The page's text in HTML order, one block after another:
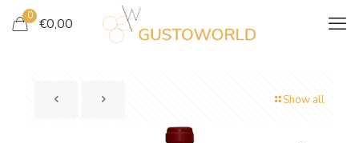
0 €0,00
Show all